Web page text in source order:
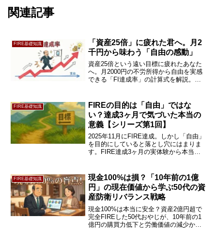
関連記事
FIRE基礎知識
「資産25倍」に疲れた君へ。月2
千円から味わう「自由の感動」
資産25倍という遠い目標に疲れたあなた
へ。月2000円の不労所得から自由を実感
できる「FI達成率」の計算式を解説。ク
術で、FIREへのモチベーションを維持す
る方法を紹介します。
FIRE基礎知識
FIREの目的は「自由」ではな
い？達成3ヶ月で気づいた本当の
意義【シリーズ第1回】
2025年11月にFIRE達成。しかし「自由」
を目的にしていると落とし穴にはまりま
す。FIRE達成3ヶ月の実体験から本当の
FIRE基礎知識
現金100%は損？「10年前の1億
円」の現在価値から学ぶ50代の資
産防衛リバランス戦略
現金100%は本当に安全？資産2億円超で
完全FIREした50代おやじが、10年前の1
億円の購買力低下と労働価値の減少から